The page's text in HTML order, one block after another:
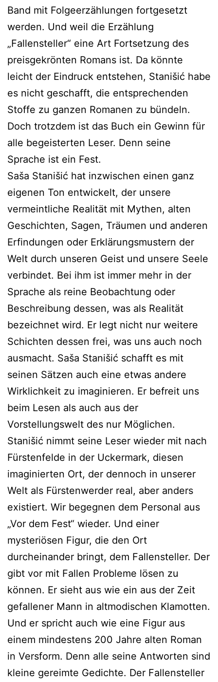
Band mit Folgeerzählungen fortgesetzt
werden. Und weil die Erzählung
„Fallensteller“ eine Art Fortsetzung des
preisgekrönten Romans ist. Da könnte
leicht der Eindruck entstehen, Stanišić habe
es nicht geschafft, die entsprechenden
Stoffe zu ganzen Romanen zu bündeln.
Doch trotzdem ist das Buch ein Gewinn für
alle begeisterten Leser. Denn seine
Sprache ist ein Fest.
Saša Stanišić hat inzwischen einen ganz
eigenen Ton entwickelt, der unsere
vermeintliche Realität mit Mythen, alten
Geschichten, Sagen, Träumen und anderen
Erfindungen oder Erklärungsmustern der
Welt durch unseren Geist und unsere Seele
verbindet. Bei ihm ist immer mehr in der
Sprache als reine Beobachtung oder
Beschreibung dessen, was als Realität
bezeichnet wird. Er legt nicht nur weitere
Schichten dessen frei, was uns auch noch
ausmacht. Saša Stanišić schafft es mit
seinen Sätzen auch eine etwas andere
Wirklichkeit zu imaginieren. Er befreit uns
beim Lesen als auch aus der
Vorstellungswelt des nur Möglichen.
Stanišić nimmt seine Leser wieder mit nach
Fürstenfelde in der Uckermark, diesen
imaginierten Ort, der dennoch in unserer
Welt als Fürstenwerder real, aber anders
existiert. Wir begegnen dem Personal aus
„Vor dem Fest“ wieder. Und einer
mysteriösen Figur, die den Ort
durcheinander bringt, dem Fallensteller. Der
gibt vor mit Fallen Probleme lösen zu
können. Er sieht aus wie ein aus der Zeit
gefallener Mann in altmodischen Klamotten.
Und er spricht auch wie eine Figur aus
einem mindestens 200 Jahre alten Roman
in Versform. Denn alle seine Antworten sind
kleine gereimte Gedichte. Der Fallensteller